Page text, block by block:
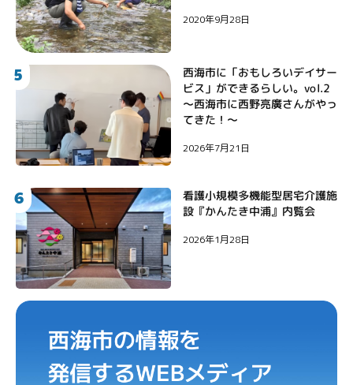
2020年9月28日
5 西海市に「おもしろいデイサー
ビス」ができるらしい。vol.2
〜西海市に西野亮廣さんがやっ
てきた！〜
2026年7月21日
6 看護小規模多機能型居宅介護施
設『かんたき中浦』内覧会
2026年1月28日